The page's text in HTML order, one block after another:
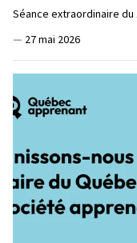
Séance extraordinaire du
— 27 mai 2026